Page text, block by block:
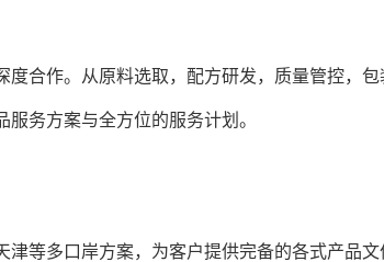
合作。从原料选取，配方研发，质量管控，
务方案与全方位的服务计划。
等多口岸方案，为客户提供完备的各式产品